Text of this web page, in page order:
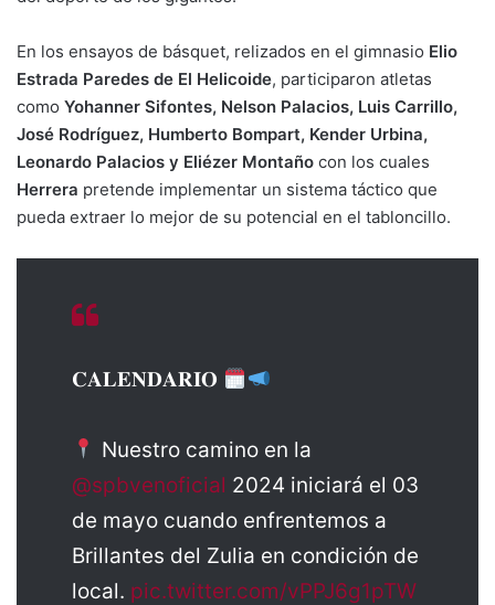
En los ensayos de básquet, relizados en el gimnasio Elio
Estrada Paredes de El Helicoide, participaron atletas
como Yohanner Sifontes, Nelson Palacios, Luis Carrillo,
José Rodríguez, Humberto Bompart, Kender Urbina,
Leonardo Palacios y Eliézer Montaño con los cuales
Herrera pretende implementar un sistema táctico que
pueda extraer lo mejor de su potencial en el tabloncillo.
𝐂𝐀𝐋𝐄𝐍𝐃𝐀𝐑𝐈𝐎
Nuestro camino en la
@spbvenoficial 2024 iniciará el 03
de mayo cuando enfrentemos a
Brillantes del Zulia en condición de
local. pic.twitter.com/vPPJ6g1pTW